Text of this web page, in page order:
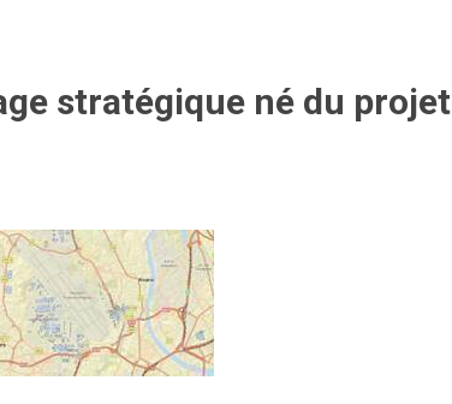
stratégique né du projet